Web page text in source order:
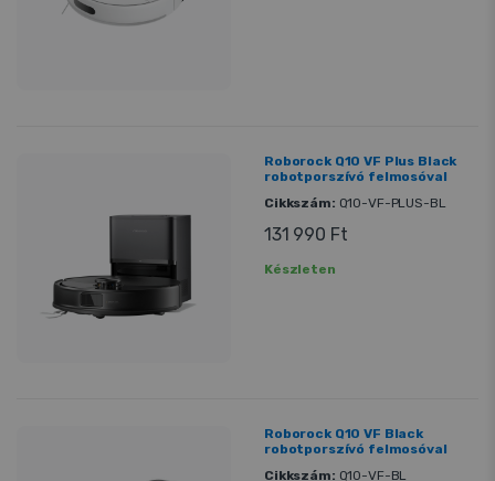
Roborock Q10 VF Plus Black
robotporszívó felmosóval
Cikkszám: Q10-VF-PLUS-BL
131 990 Ft
Készleten
Roborock Q10 VF Black
robotporszívó felmosóval
Cikkszám: Q10-VF-BL